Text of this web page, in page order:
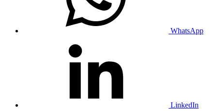
WhatsApp
LinkedIn